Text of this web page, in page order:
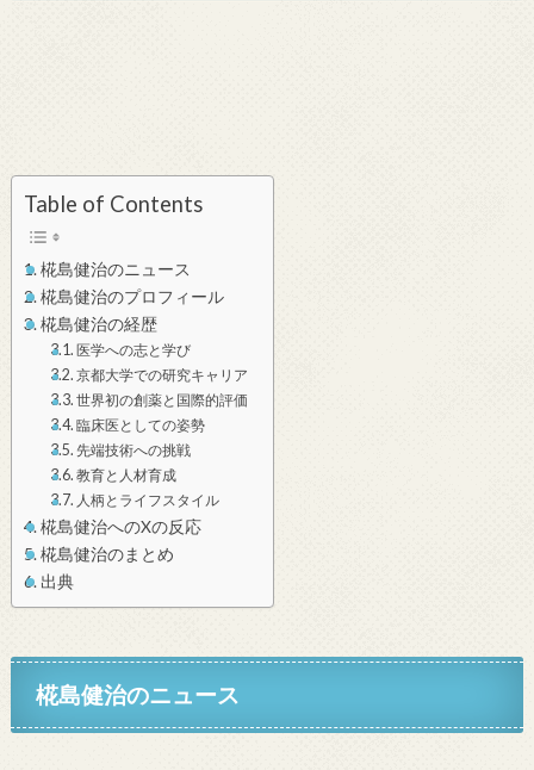
Table of Contents
椛島健治のニュース
椛島健治のプロフィール
椛島健治の経歴
医学への志と学び
京都大学での研究キャリア
世界初の創薬と国際的評価
臨床医としての姿勢
先端技術への挑戦
教育と人材育成
人柄とライフスタイル
椛島健治へのXの反応
椛島健治のまとめ
出典
椛島健治のニュース